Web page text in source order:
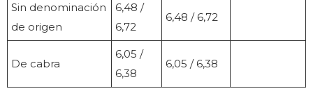
Sin denominación
de origen
6,48 /
6,72
6,48 / 6,72
De cabra
6,05 /
6,38
6,05 / 6,38